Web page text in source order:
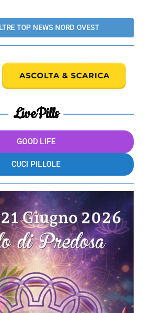
TOP NEWS NORD OVEST
LivePills
GOOD LIFE
CUCI PILLOLE